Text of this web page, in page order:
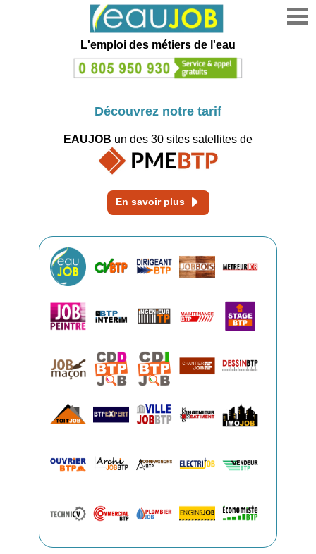
L'emploi des métiers de l'eau
Découvrez notre tarif
EAUJOB un des 30 sites satellites de
En savoir plus